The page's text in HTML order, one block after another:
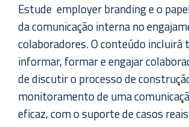
Estude employer branding e o
da comunicação interna no
colaboradores. O conteúdo incluirá
informar, formar e engajar
de discutir o processo de
monitoramento de uma
eficaz, com o suporte de casos